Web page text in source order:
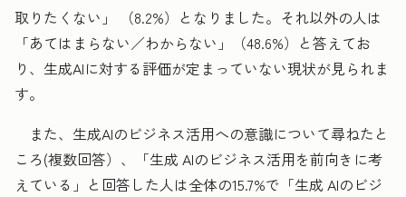
取りたくない」 （8.2%）となりました。それ以外の人は
「あてはまらない／わからない」（48.6%）と答えてお
り、生成AIに対する評価が定まっていない現状が見られま
す。
また、生成AIのビジネス活用への意識について尋ねたと
ころ(複数回答）、「生成 AIのビジネス活用を前向きに考
えている」と回答した人は全体の15.7%で「生成 AIのビジ